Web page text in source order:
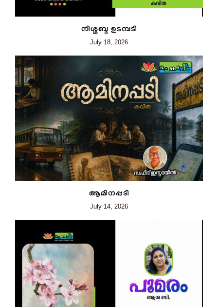
നിശ്ശബ്ദ ഉടമ്പടി
July 18, 2026
ആമിനപ്പടി
July 14, 2026